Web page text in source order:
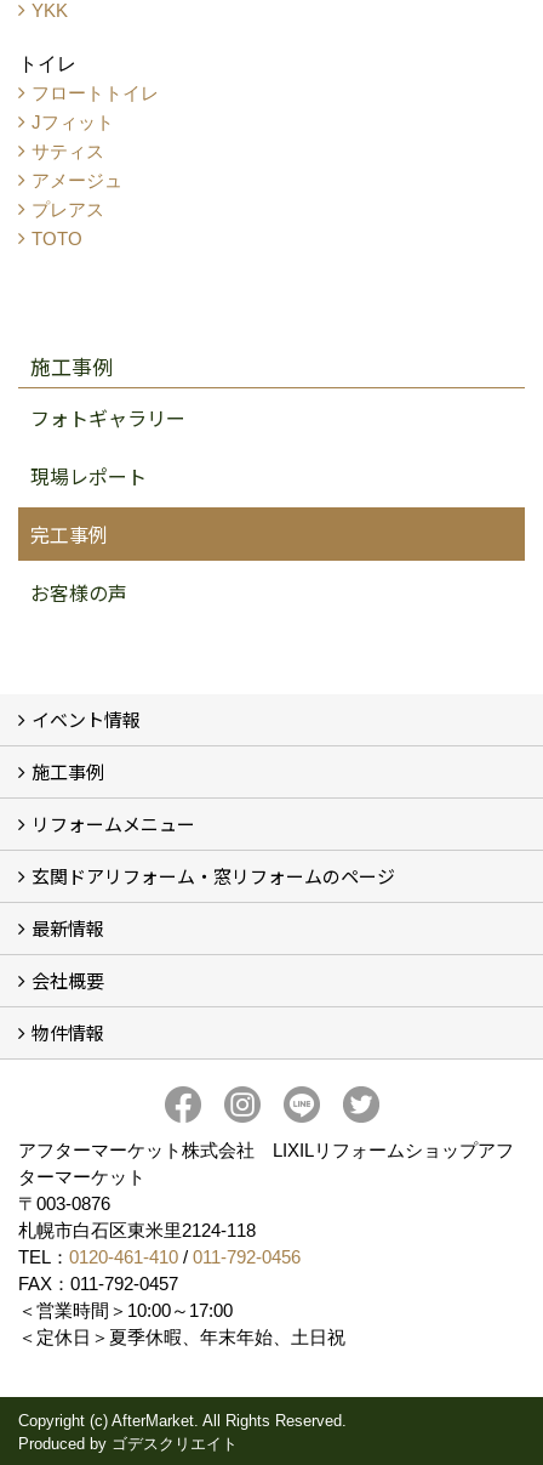
YKK
トイレ
フロートトイレ
Jフィット
サティス
アメージュ
プレアス
TOTO
施工事例
フォトギャラリー
現場レポート
完工事例
お客様の声
イベント情報
イベント予告
イベント報告
施工事例
フォトギャラリー
BeforeAfter (29)
お客様の声
リフォームメニュー
リフォームの流れ
窓リフォーム (3)
玄関ドアリフォーム (2)
キッチンリフォーム (4)
浴室リフォーム (3)
トイレリフォーム (5)
洗面リフォーム (2)
マンションリフォーム (3)
収納リフォーム
カーポート工事
風除室工事
ウッドデッキ・タイルデッキ工事
エクステリア工事 (2)
内装リフォーム
雨樋設置・修繕
外壁張替・塗装 (2)
エアコン取付工事
玄関ドアリフォーム・窓リフォームのページ
玄関ドアリフォーム
内窓交換・外窓交換・ガラス交換 (18)
最新情報
補助金情報
各種キャンペーン (2)
会社概要
会社概要
コンセプト
アクセス
スタッフ紹介
スタッフブログ
プライバシーポリシー
アフターメンテナンス
お客様サポート
事業紹介
物件情報
アフターマーケット株式会社 LIXILリフォームショップアフ
ターマーケット
〒003-0876
札幌市白石区東米里2124-118
TEL： 0120-461-410 / 011-792-0456
FAX：011-792-0457
＜営業時間＞10:00～17:00
＜定休日＞夏季休暇、年末年始、土日祝
Copyright (c) AfterMarket. All Rights Reserved.
Produced by ゴデスクリエイト